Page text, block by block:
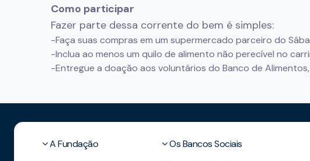
Como participar
Fazer parte dessa corrente do bem é simples:
-Faça suas compras em um supermercado parceiro do
-Inclua ao menos um quilo de alimento não perecível no
-Entregue a doação aos voluntários do Banco de
A Fundação Os Bancos Sociais